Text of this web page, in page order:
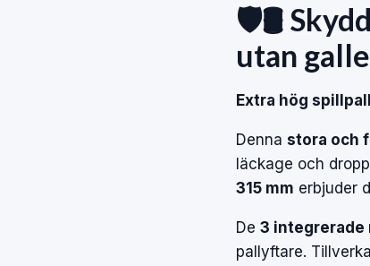
🛡️🛢️
utan
Extra hög
Denna stora och
läckage och
315 mm erbjuder
De 3 integrerade
pallyftare.